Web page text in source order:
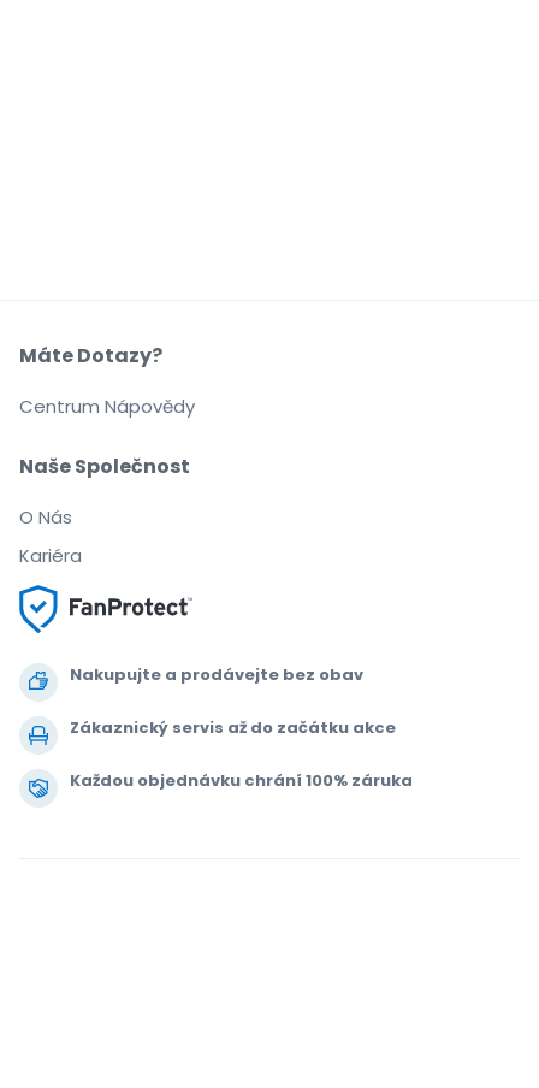
Nakupujte a prodávejte bez obav
Zákaznický servis až do začátku akce
Každou objednávku chrání 100% záruka
Naše Společnost
O Nás
Kariéra
Máte Dotazy?
Centrum Nápovědy